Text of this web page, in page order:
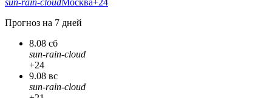
sun-rain-cloudМосква+24
Прогноз на 7 дней
8.08 сб
sun-rain-cloud
+24
9.08 вс
sun-rain-cloud